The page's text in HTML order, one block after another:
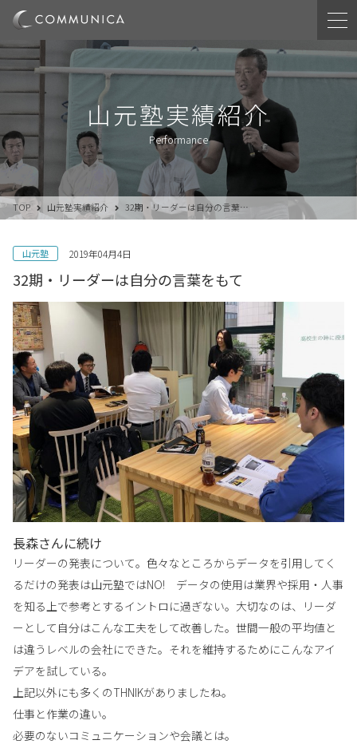
山元塾実績紹介
Performance
TOP 山元塾実績紹介 32期・リーダーは自分の言葉…
山元塾 2019年04月4日
32期・リーダーは自分の言葉をもて
長森さんに続け
リーダーの発表について。色々なところからデータを引用してく
るだけの発表は山元塾ではNO! データの使用は業界や採用・人事
を知る上で参考とするイントロに過ぎない。大切なのは、リーダ
ーとして自分はこんな工夫をして改善した。世間一般の平均値と
は違うレベルの会社にできた。それを維持するためにこんなアイ
デアを試している。
上記以外にも多くのTHNIKがありましたね。
仕事と作業の違い。
必要のないコミュニケーションや会議とは。